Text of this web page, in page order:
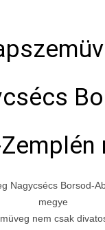
Nagycsécs Borsod-
megye
nem csak